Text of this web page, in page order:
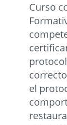
Curso
el